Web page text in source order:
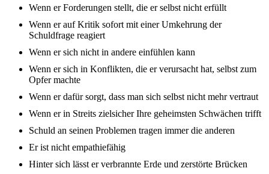
Wenn er Forderungen stellt, die er selbst nicht erfüllt
Wenn er auf Kritik sofort mit einer Umkehrung der
Schuldfrage reagiert
Wenn er sich nicht in andere einfühlen kann
Wenn er sich in Konflikten, die er verursacht hat, selbst zum
Opfer machte
Wenn er dafür sorgt, dass man sich selbst nicht mehr vertraut
Wenn er in Streits zielsicher Ihre geheimsten Schwächen trifft
Schuld an seinen Problemen tragen immer die anderen
Er ist nicht empathiefähig
Hinter sich lässt er verbrannte Erde und zerstörte Brücken